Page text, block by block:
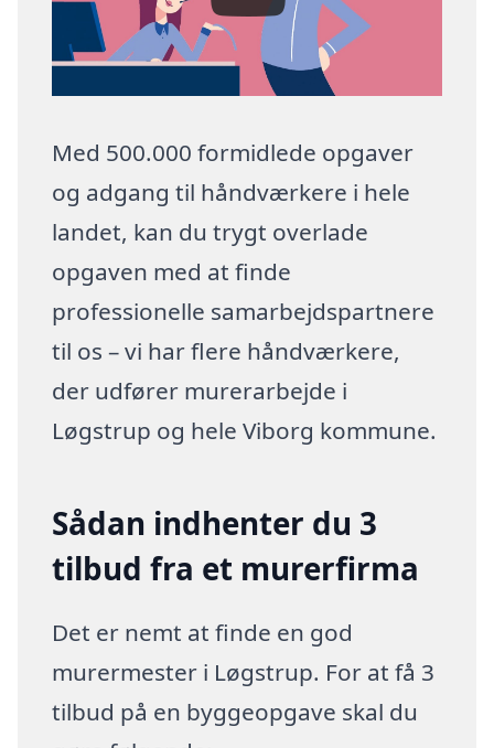
Med 500.000 formidlede opgaver
og adgang til håndværkere i hele
landet, kan du trygt overlade
opgaven med at finde
professionelle samarbejdspartnere
til os – vi har flere håndværkere,
der udfører murerarbejde i
Løgstrup og hele Viborg kommune.
Sådan indhenter du 3
tilbud fra et murerfirma
Det er nemt at finde en god
murermester i Løgstrup. For at få 3
tilbud på en byggeopgave skal du